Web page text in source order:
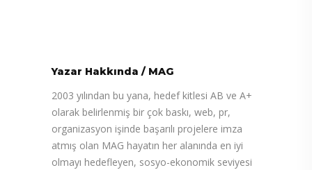
Yazar Hakkında / MAG
2003 yılından bu yana, hedef kitlesi AB ve A+
olarak belirlenmiş bir çok baskı, web, pr,
organizasyon işinde başarılı projelere imza
atmış olan MAG hayatın her alanında en iyi
olmayı hedefleyen, sosyo-ekonomik seviyesi